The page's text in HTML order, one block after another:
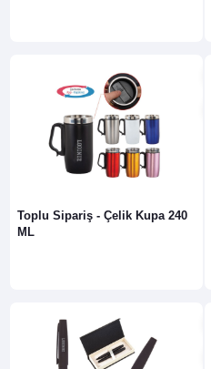
Toplu Sipariş - Çelik Kupa 240
ML